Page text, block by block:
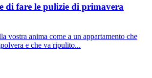
di fare le pulizie di primavera
vostra anima come a un appartamento che
e che va ripulito...